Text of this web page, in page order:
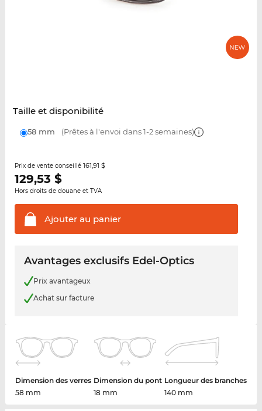
Taille et disponibilité
58 mm (Prêtes à l'envoi dans 1-2 semaines)
Prix de vente conseillé 161,91 $
129,53 $
Hors droits de douane et TVA
Ajouter au panier
Avantages exclusifs Edel-Optics
Prix avantageux
Achat sur facture
Dimension des verres
58 mm
Dimension du pont
18 mm
Longueur des branches
140 mm